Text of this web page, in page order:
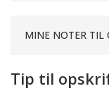
MINE NOTER TIL
Tip til